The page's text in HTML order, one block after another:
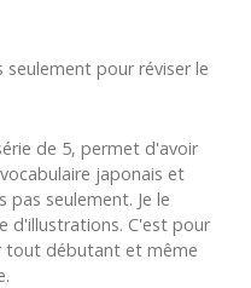
pour réviser le
de 5, permet d'avoir
japonais et
seulement. Je le
d'illustrations. C'est pour
tout débutant et même